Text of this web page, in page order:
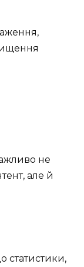
не
але й
статистики,